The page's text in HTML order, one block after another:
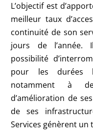
L’objectif est
meilleur taux
continuité de son
jours de l’année.
possibilité
pour les durées
notamment à
d’amélioration de
de ses
Services génèrent